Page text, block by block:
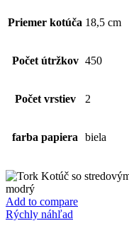
Priemer kotúča 18,5 cm
Počet útržkov 450
Počet vrstiev 2
farba papiera biela
Add to compare
Rýchly náhľad